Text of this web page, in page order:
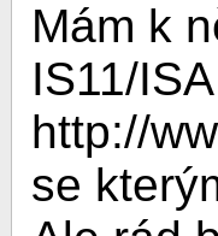
Mám k
IS11/ISA
http://
se